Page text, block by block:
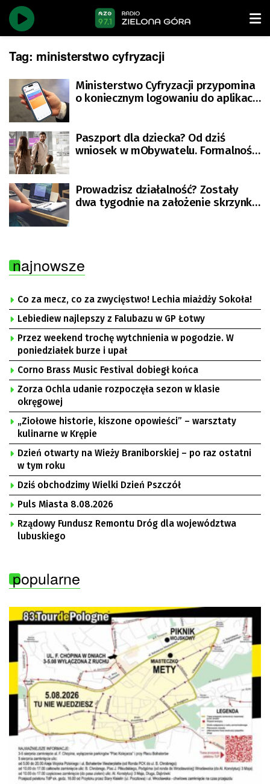
Tag: ministerstwo cyfryzacji
Ministerstwo Cyfryzacji przypomina
o koniecznym logowaniu do aplikacji
Paszport dla dziecka? Od dziś
wniosek w mObywatelu. Formalności
Prowadzisz działalność? Zostały
dwa tygodnie na założenie skrzynki
najnowsze
Co za mecz, co za zwycięstwo! Lechia miażdży Sokoła!
Lebiediew najlepszy z Falubazu w GP Łotwy
Przez weekend trochę wytchnienia w pogodzie. W
poniedziałek burze i upał
Corno Brass Music Festival dobiegł końca
Zorza Ochla udanie rozpoczęła sezon w klasie
okręgowej
„Ziołowe historie, kiszone opowieści” – warsztaty
kulinarne w Krępie
Dzień otwarty na Wieży Braniborskiej – po raz ostatni
w tym roku
Dziś obchodzimy Wielki Dzień Pszczół
Puls Miasta 8.08.2026
Rządowy Fundusz Remontu Dróg dla województwa
lubuskiego
popularne